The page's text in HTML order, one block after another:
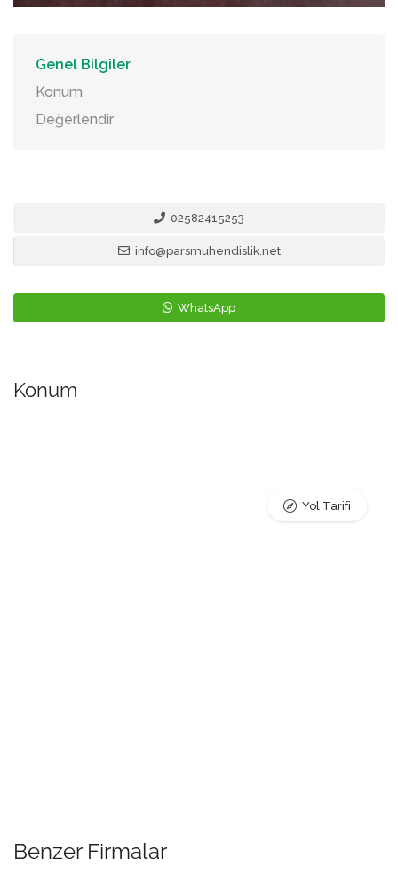
Genel Bilgiler
Konum
Değerlendir
02582415253
info@parsmuhendislik.net
WhatsApp
Konum
Yol Tarifi
Benzer Firmalar